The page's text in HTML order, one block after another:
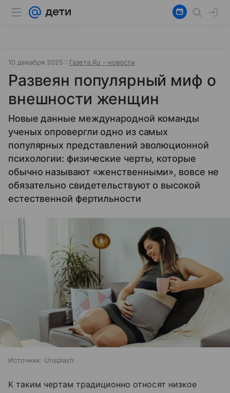
10 декабря 2025 Газета.Ru - новости
Развеян популярный миф о
внешности женщин
Новые данные международной команды
ученых опровергли одно из самых
популярных представлений эволюционной
психологии: физические черты, которые
обычно называют «женственными», вовсе не
обязательно свидетельствуют о высокой
естественной фертильности
Источник: Unsplash
К таким чертам традиционно относят низкое